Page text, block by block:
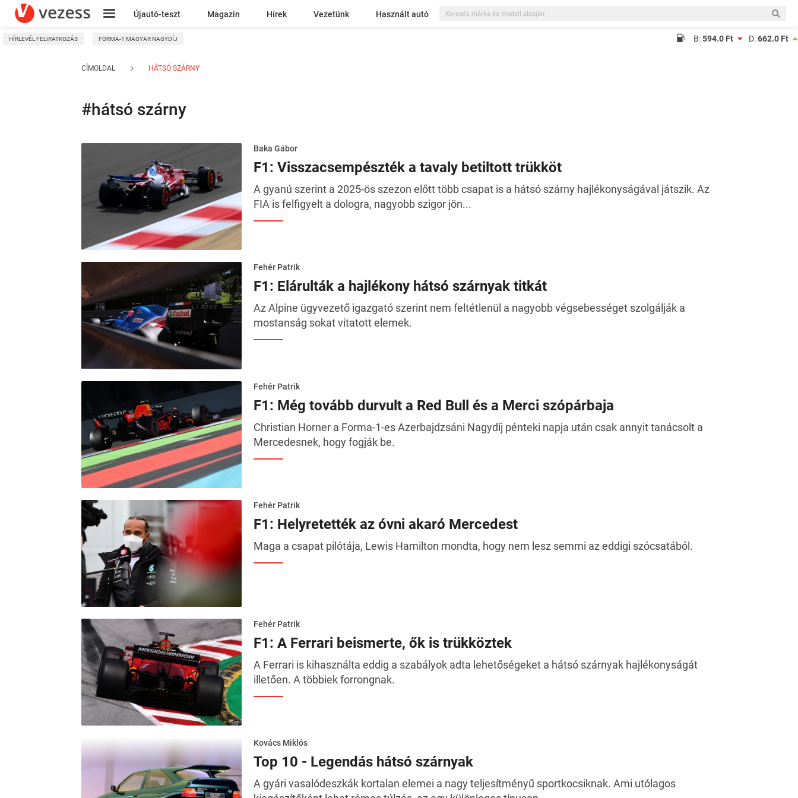
Újautó-teszt Magazin Hírek Vezetünk Használt autó
Kresz
HÍRLEVÉL FELIRATKOZÁS FORMA-1 MAGYAR NAGYDÍJ B:594.0 Ft D:662.0 Ft
CÍMOLDAL HÁTSÓ SZÁRNY
#hátsó szárny
Baka Gábor
F1: Visszacsempészték a tavaly betiltott trükköt
A gyanú szerint a 2025-ös szezon előtt több csapat is a hátsó szárny hajlékonyságával játszik. Az
FIA is felfigyelt a dologra, nagyobb szigor jön...
Fehér Patrik
F1: Elárulták a hajlékony hátsó szárnyak titkát
Az Alpine ügyvezető igazgató szerint nem feltétlenül a nagyobb végsebességet szolgálják a
mostanság sokat vitatott elemek.
Fehér Patrik
F1: Még tovább durvult a Red Bull és a Merci szópárbaja
Christian Horner a Forma-1-es Azerbajdzsáni Nagydíj pénteki napja után csak annyit tanácsolt a
Mercedesnek, hogy fogják be.
Fehér Patrik
F1: Helyretették az óvni akaró Mercedest
Maga a csapat pilótája, Lewis Hamilton mondta, hogy nem lesz semmi az eddigi szócsatából.
Fehér Patrik
F1: A Ferrari beismerte, ők is trükköztek
A Ferrari is kihasználta eddig a szabályok adta lehetőségeket a hátsó szárnyak hajlékonyságát
illetően. A többiek forrongnak.
Kovács Miklós
Top 10 - Legendás hátsó szárnyak
A gyári vasalódeszkák kortalan elemei a nagy teljesítményű sportkocsiknak. Ami utólagos